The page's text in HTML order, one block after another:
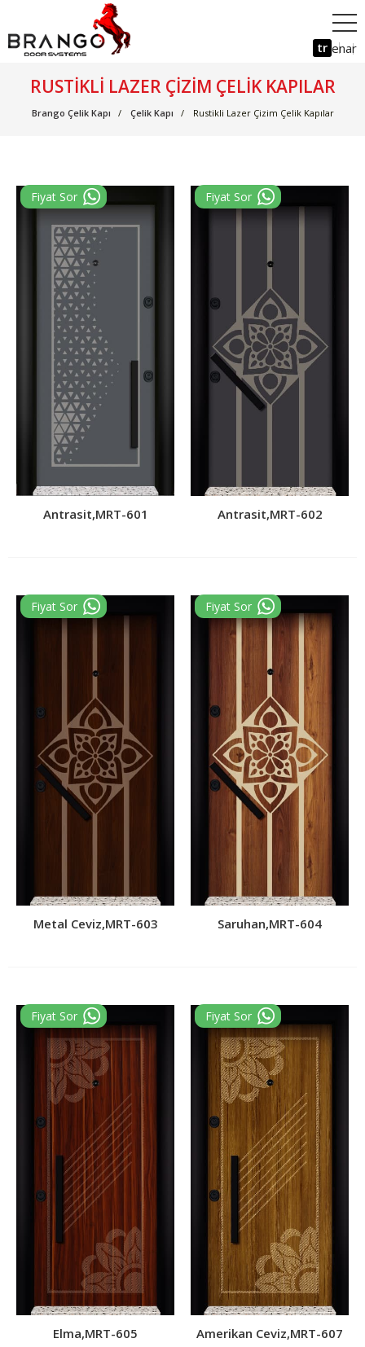
tr enar
RUSTIKLI LAZER ÇIZIM ÇELIK KAPILAR
Brango Çelik Kapı Çelik Kapı Rustikli Lazer Çizim Çelik Kapılar
Antrasit,MRT-601 Antrasit,MRT-602
Metal Ceviz,MRT-603 Saruhan,MRT-604
Elma,MRT-605 Amerikan Ceviz,MRT-607